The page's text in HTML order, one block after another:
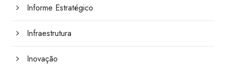
Informe Estratégico
Infraestrutura
Inovação